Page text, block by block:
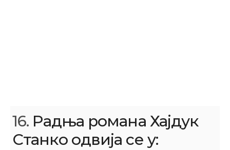
16. Радња романа Хајдук
Станко одвија се у: